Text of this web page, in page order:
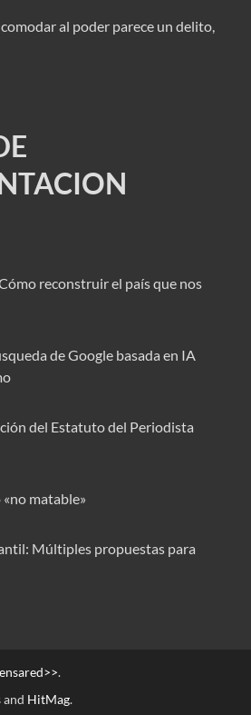
al poder parece un delito,
reconstruir el país que nos
de Google basada en IA
del Estatuto del Periodista
matable»
Múltiples propuestas para
.
and HitMag.